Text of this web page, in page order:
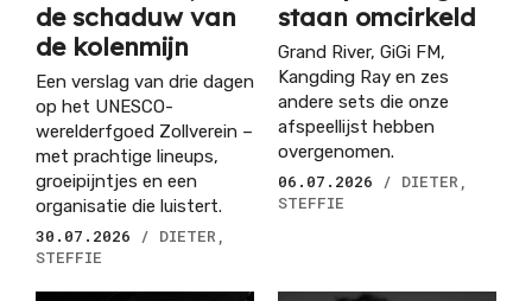
de schaduw van
de kolenmijn
Een verslag van drie dagen
op het UNESCO-
werelderfgoed Zollverein –
met prachtige lineups,
groeipijntjes en een
organisatie die luistert.
30.07.2026
/ DIETER,
STEFFIE
staan omcirkeld
Grand River, GiGi FM,
Kangding Ray en zes
andere sets die onze
afspeellijst hebben
overgenomen.
06.07.2026
/ DIETER,
STEFFIE